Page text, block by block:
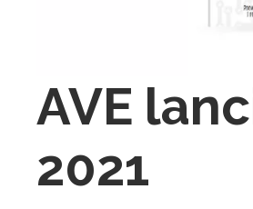
AVE
2021